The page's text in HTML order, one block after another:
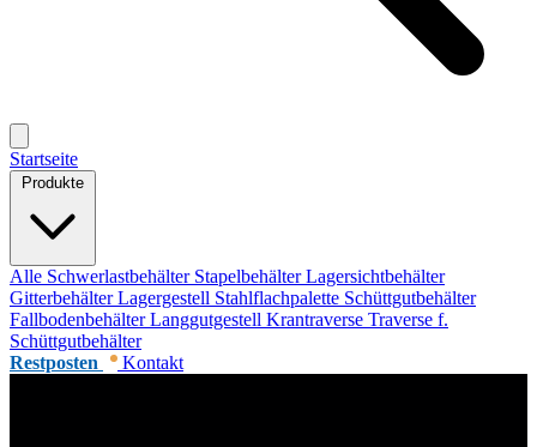
Startseite
Alle Schwerlastbehälter StapelbehälterLagersichtbehälter
GitterbehälterLagergestell Stahlflachpalette Schüttgutbehälter
FallbodenbehälterLanggutgestell Krantraverse Traverse f.
Schüttgutbehälter
Restposten
Kontakt